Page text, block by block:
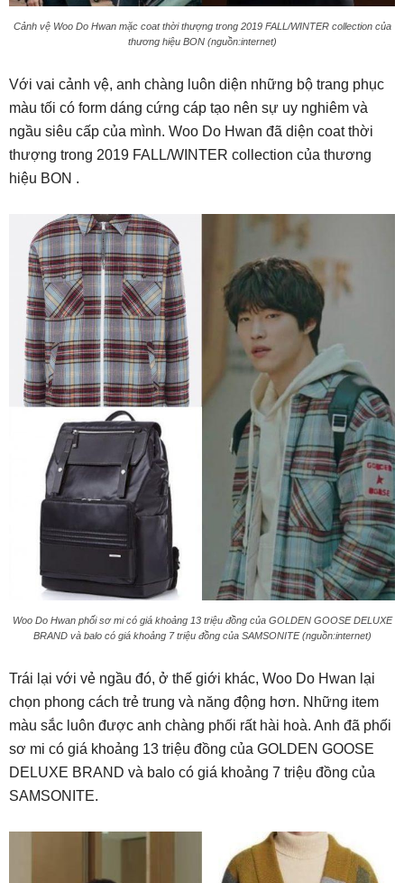
Cảnh vệ Woo Do Hwan mặc coat thời thượng trong 2019 FALL/WINTER collection của
thương hiệu BON (nguồn:internet)
Với vai cảnh vệ, anh chàng luôn diện những bộ trang phục
màu tối có form dáng cứng cáp tạo nên sự uy nghiêm và
ngầu siêu cấp của mình. Woo Do Hwan đã diện coat thời
thượng trong 2019 FALL/WINTER collection của thương
hiệu BON .
Woo Do Hwan phối sơ mi có giá khoảng 13 triệu đồng của GOLDEN GOOSE DELUXE
BRAND và balo có giá khoảng 7 triệu đồng của SAMSONITE (nguồn:internet)
Trái lại với vẻ ngầu đó, ở thế giới khác, Woo Do Hwan lại
chọn phong cách trẻ trung và năng động hơn. Những item
màu sắc luôn được anh chàng phối rất hài hoà. Anh đã phối
sơ mi có giá khoảng 13 triệu đồng của GOLDEN GOOSE
DELUXE BRAND và balo có giá khoảng 7 triệu đồng của
SAMSONITE.